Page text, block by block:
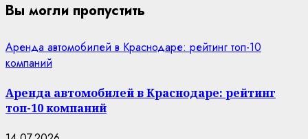
Вы могли пропустить
Аренда автомобилей в Краснодаре: рейтинг топ-10
компаний
Аренда автомобилей в Краснодаре: рейтинг
топ-10 компаний